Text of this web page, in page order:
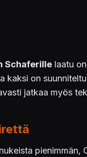
Schaferille laatu
kaksi on
jatkaa myös
pienimmän,